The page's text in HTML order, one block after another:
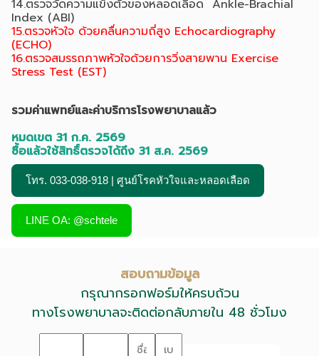
14.ตรวจวัดความแข็งตัวของหลอดเลือด Ankle-Brachial
Index (ABI)
15.ตรวจหัวใจ ด้วยคลื่นความถี่สูง Echocardiography
(ECHO)
16.ตรวจสมรรถภาพหัวใจด้วยการวิ่งสายพาน Exercise
Stress Test (EST)
รวมค่าแพทย์และค่าบริการโรงพยาบาลแล้ว
หมดเขต 31 ก.ค. 2569
ซื้อแล้วใช้สิทธิ์ตรวจได้ถึง 31 ส.ค. 2569
โทร. 033-038-918 | ศูนย์โรคหัวใจและหลอดเลือด
LINE OA: @schtele
สอบถามข้อมูล
กรุณากรอกฟอร์มให้ครบถ้วน
ทางโรงพยาบาลจะติดต่อกลับภายใน 48 ชั่วโมง